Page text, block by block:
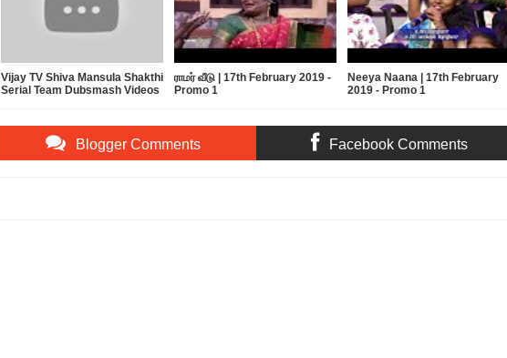
Vijay TV Shiva Mansula Shakthi
Serial Team Dubsmash Videos
ராமர் வீடு | 17th February 2019 -
Promo 1
Neeya Naana | 17th February
2019 - Promo 1
Blogger Comments Facebook Comments